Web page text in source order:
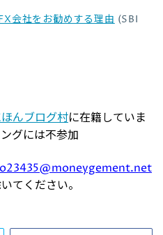
会社をお勧めする理由 (SBI
んブログ村に在籍していま
グには不参加
てください。